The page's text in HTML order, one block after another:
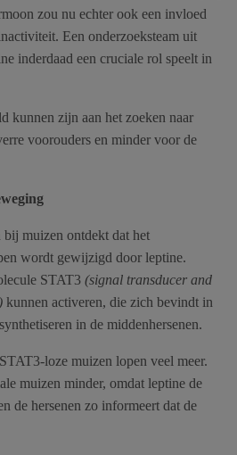
zou nu echter ook een invloed
Een onderzoeksteam uit
inderdaad een cruciale rol speelt in
kunnen zijn aan het zoeken naar
voorouders en minder voor de
bij muizen ontdekt dat het
wordt gewijzigd door leptine.
STAT3 (signal transducer and
kunnen activeren, die zich bevindt in
in de middenhersenen.
loze muizen lopen veel meer.
muizen minder, omdat leptine de
de hersenen zo informeert dat de